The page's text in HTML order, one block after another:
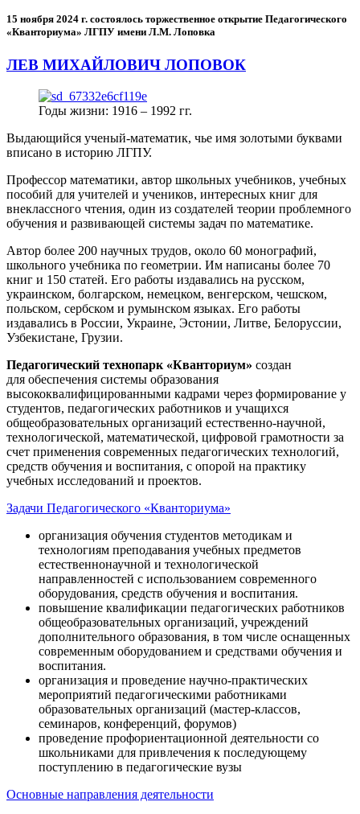
15 ноября 2024 г. состоялось торжественное открытие Педагогического
«Кванториума» ЛГПУ имени Л.М. Лоповка
ЛЕВ МИХАЙЛОВИЧ ЛОПОВОК
Годы жизни: 1916 – 1992 гг.
Выдающийся ученый-математик, чье имя золотыми буквами
вписано в историю ЛГПУ.
Профессор математики, автор школьных учебников, учебных
пособий для учителей и учеников, интересных книг для
внеклассного чтения, один из создателей теории проблемного
обучения и развивающей системы задач по математике.
Автор более 200 научных трудов, около 60 монографий,
школьного учебника по геометрии. Им написаны более 70
книг и 150 статей. Его работы издавались на русском,
украинском, болгарском, немецком, венгерском, чешском,
польском, сербском и румынском языках. Его работы
издавались в России, Украине, Эстонии, Литве, Белоруссии,
Узбекистане, Грузии.
Педагогический технопарк «Кванториум» создан
для обеспечения системы образования
высококвалифицированными кадрами через формирование у
студентов, педагогических работников и учащихся
общеобразовательных организаций естественно-научной,
технологической, математической, цифровой грамотности за
счет применения современных педагогических технологий,
средств обучения и воспитания, с опорой на практику
учебных исследований и проектов.
Задачи Педагогического «Кванториума»
организация обучения студентов методикам и
технологиям преподавания учебных предметов
естественнонаучной и технологической
направленностей с использованием современного
оборудования, средств обучения и воспитания.
повышение квалификации педагогических работников
общеобразовательных организаций, учреждений
дополнительного образования, в том числе оснащенных
современным оборудованием и средствами обучения и
воспитания.
организация и проведение научно-практических
мероприятий педагогическими работниками
образовательных организаций (мастер-классов,
семинаров, конференций, форумов)
проведение профориентационной деятельности со
школьниками для привлечения к последующему
поступлению в педагогические вузы
Основные направления деятельности